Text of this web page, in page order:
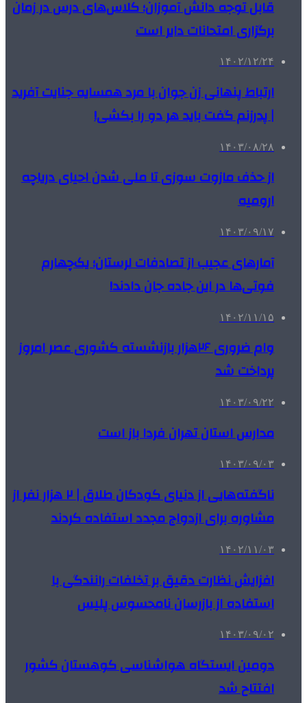
قابل توجه دانش آموزان؛ کلاس‌های درس در زمان
برگزاری امتحانات دایر است
۱۴۰۲/۱۲/۲۴
ارتباط پنهانی زن جوان با مرد همسایه جنایت آفرید
| پدرزنم گفت باید هر دو را بکشی!
۱۴۰۳/۰۸/۲۸
از حذف مازوت سوزی تا ملی شدن احیای دریاچه
ارومیه
۱۴۰۳/۰۹/۱۷
آمارهای عجیب از تصادفات لرستان؛ یک‌چهارم
فوتی‌ها در این جاده جان دادند!
۱۴۰۲/۱۱/۱۵
وام ضروری ۲۶هزار بازنشسته کشوری عصر امروز
پرداخت شد
۱۴۰۳/۰۹/۲۲
مدارس استان تهران فردا باز است
۱۴۰۳/۰۹/۰۳
ناگفته‌هایی از دنیای کودکان طلاق | ۲ هزار نفر از
مشاوره برای ازدواج مجدد استفاده کردند
۱۴۰۲/۱۱/۰۳
افزایش نظارت دقیق بر تخلفات رانندگی با
استفاده از بازرسان نامحسوس پلیس
۱۴۰۳/۰۹/۰۲
دومین ایستگاه هواشناسی کوهستان کشور
افتتاح شد